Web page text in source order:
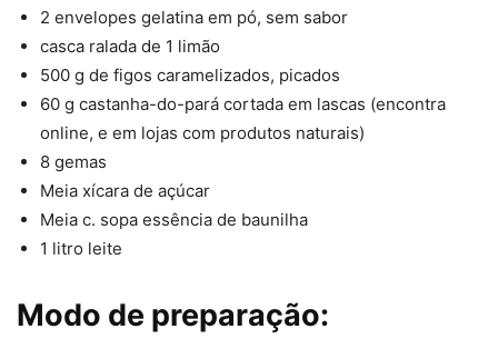
2 envelopes gelatina em pó, sem sabor
casca ralada de 1 limão
500 g de figos caramelizados, picados
60 g castanha-do-pará cortada em lascas (encontra
online, e em lojas com produtos naturais)
8 gemas
Meia xícara de açúcar
Meia c. sopa essência de baunilha
1 litro leite
Modo de preparação: